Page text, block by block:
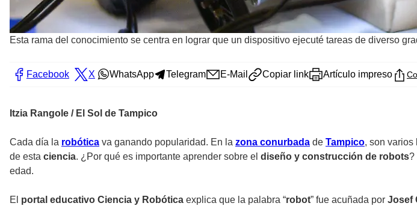
Esta rama del conocimiento se centra en lograr que un dispositivo ejecuté tareas de diverso
Facebook X WhatsApp Telegram E-Mail Copiar link Artículo impreso
Itzia Rangole / El Sol de Tampico
Cada día la robótica va ganando popularidad. En la zona conurbada de Tampico, son varios
de esta ciencia. ¿Por qué es importante aprender sobre el diseño y construcción de robots?
edad.
El portal educativo Ciencia y Robótica explica que la palabra “robot” fue acuñada por Josef